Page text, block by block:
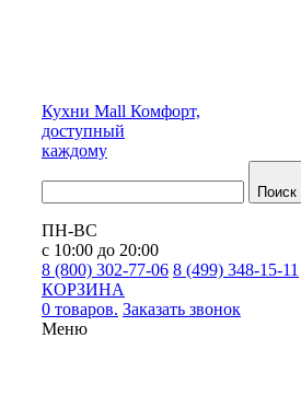
Кухни Mall Комфорт,
доступный
каждому
Поиск
ПН-ВС
с 10:00 до 20:00
8 (800) 302-77-06 8 (499) 348-15-11
КОРЗИНА
0 товаров. Заказать звонок
Меню